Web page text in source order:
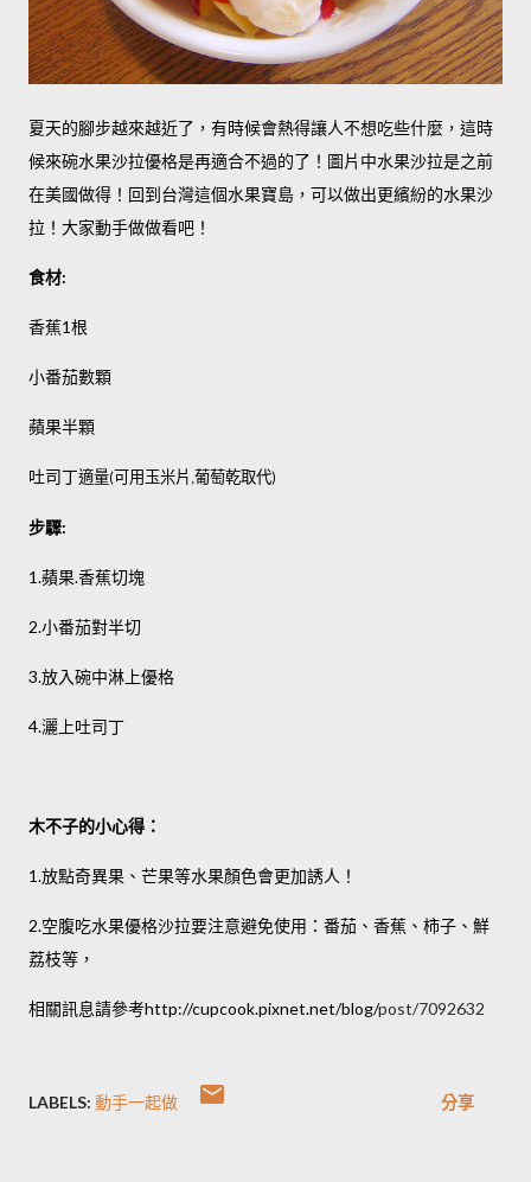
夏天的腳步越來越近了，有時候會熱得讓人不想吃些什麼，這時
候來碗水果沙拉優格是再適合不過的了！圖片中水果沙拉是之前
在美國做得！回到台灣這個水果寶島，可以做出更繽紛的水果沙
拉！大家動手做做看吧！
食材:
香蕉1根
小番茄數顆
蘋果半顆
吐司丁適量(可用玉米片 ,葡萄乾取代)
步驟:
1.蘋果.香蕉切塊
2.小番茄對半切
3.放入碗中淋上優格
4.灑上吐司丁
木不子的小心得：
1.放點奇異果、芒果等水果顏色會更加誘人！
2.空腹吃水果優格沙拉要注意避免使用：番茄 、香蕉、柿子、鮮
荔枝等，
相關訊息請參考http://cupcook.pixnet.net/blog/post/7092632
LABELS: 動手一起做 分享